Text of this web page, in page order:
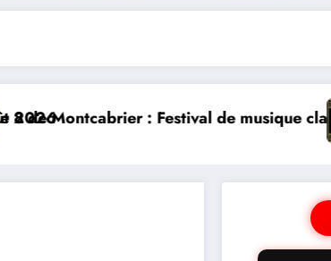
classique le 8 et 9 août
La Thérapie Légendaire